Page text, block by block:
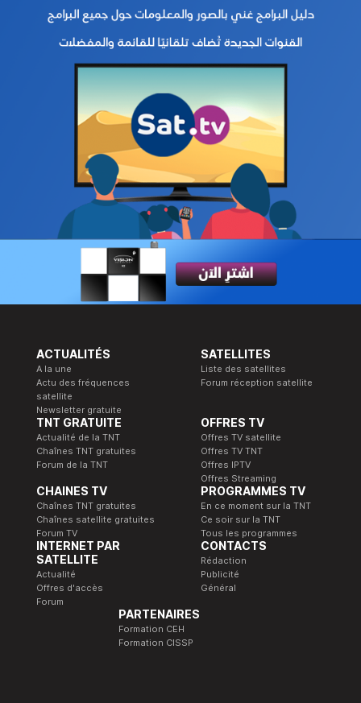
ACTUALITÉS
A la une
Actu des fréquences
satellite
Newsletter gratuite
SATELLITES
Liste des satellites
Forum réception satellite
TNT GRATUITE
Actualité de la TNT
Chaînes TNT gratuites
Forum de la TNT
OFFRES TV
Offres TV satellite
Offres TV TNT
Offres IPTV
Offres Streaming
CHAINES TV
Chaînes TNT gratuites
Chaînes satellite gratuites
Forum TV
PROGRAMMES TV
En ce moment sur la TNT
Ce soir sur la TNT
Tous les programmes
INTERNET PAR
SATELLITE
Actualité
Offres d'accès
Forum
CONTACTS
Rédaction
Publicité
Général
PARTENAIRES
Formation CEH
Formation CISSP